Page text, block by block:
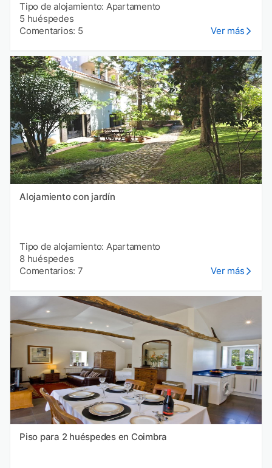
Tipo de alojamiento: Apartamento
5 huéspedes
Comentarios: 5
Ver más
Alojamiento con jardín
Tipo de alojamiento: Apartamento
8 huéspedes
Comentarios: 7
Ver más
Piso para 2 huéspedes en Coimbra